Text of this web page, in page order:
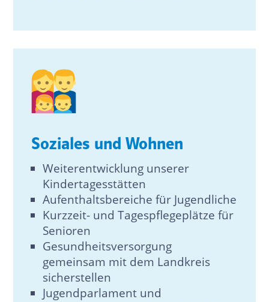
Soziales und Wohnen
Weiterentwicklung unserer
Kindertagesstätten
Aufenthaltsbereiche für Jugendliche
Kurzzeit- und Tagespflegeplätze für
Senioren
Gesundheitsversorgung
gemeinsam mit dem Landkreis
sicherstellen
Jugendparlament und